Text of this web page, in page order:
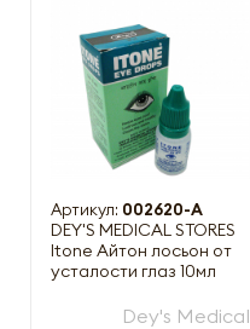
Артикул: 002620-A
DEY'S MEDICAL STORES
Itone Айтон лосьон от
усталости глаз 10мл
Dey's Medical